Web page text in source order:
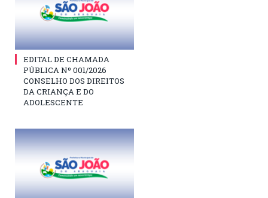
EDITAL DE CHAMADA
PÚBLICA Nº 001/2026
CONSELHO DOS DIREITOS
DA CRIANÇA E DO
ADOLESCENTE